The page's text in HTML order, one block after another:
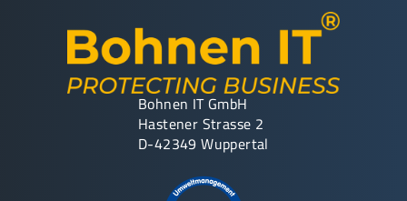
Bohnen IT GmbH
Hastener Strasse 2
D-42349 Wuppertal